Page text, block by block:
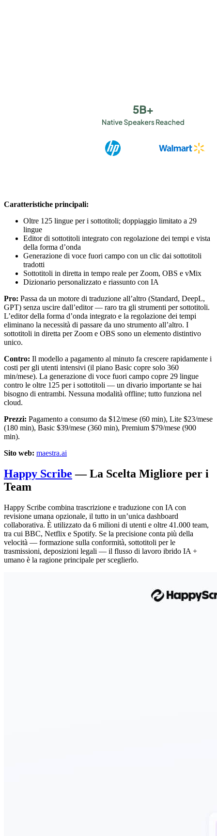
Caratteristiche principali:
Oltre 125 lingue per i sottotitoli; doppiaggio limitato a 29
lingue
Editor di sottotitoli integrato con regolazione dei tempi e vista
della forma d’onda
Generazione di voce fuori campo con un clic dai sottotitoli
tradotti
Sottotitoli in diretta in tempo reale per Zoom, OBS e vMix
Dizionario personalizzato e riassunto con IA
Pro: Passa da un motore di traduzione all’altro (Standard, DeepL,
GPT) senza uscire dall’editor — raro tra gli strumenti per sottotitoli.
L’editor della forma d’onda integrato e la regolazione dei tempi
eliminano la necessità di passare da uno strumento all’altro. I
sottotitoli in diretta per Zoom e OBS sono un elemento distintivo
unico.
Contro: Il modello a pagamento al minuto fa crescere rapidamente i
costi per gli utenti intensivi (il piano Basic copre solo 360
min/mese). La generazione di voce fuori campo copre 29 lingue
contro le oltre 125 per i sottotitoli — un divario importante se hai
bisogno di entrambi. Nessuna modalità offline; tutto funziona nel
cloud.
Prezzi: Pagamento a consumo da $12/mese (60 min), Lite $23/mese
(180 min), Basic $39/mese (360 min), Premium $79/mese (900
min).
Sito web: maestra.ai
Happy Scribe — La Scelta Migliore per i
Team
Happy Scribe combina trascrizione e traduzione con IA con
revisione umana opzionale, il tutto in un’unica dashboard
collaborativa. È utilizzato da 6 milioni di utenti e oltre 41.000 team,
tra cui BBC, Netflix e Spotify. Se la precisione conta più della
velocità — formazione sulla conformità, sottotitoli per le
trasmissioni, deposizioni legali — il flusso di lavoro ibrido IA +
umano è la ragione principale per sceglierlo.